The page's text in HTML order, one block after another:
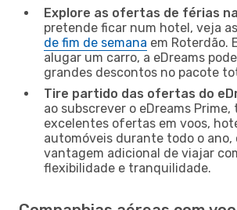
Explore as ofertas de férias
pretende ficar num hotel, veja
de fim de semana em Roterdão.
alugar um carro, a eDreams
grandes descontos no pacote
Tire partido das ofertas do
ao subscrever o eDreams Prime,
excelentes ofertas em voos,
automóveis durante todo o ano,
vantagem adicional de viajar
flexibilidade e tranquilidade.